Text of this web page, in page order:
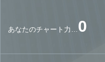
あなたのチャート力…0